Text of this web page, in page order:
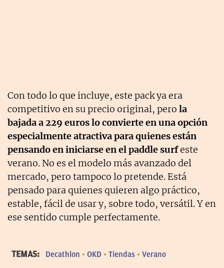
Con todo lo que incluye, este pack ya era
competitivo en su precio original, pero la
bajada a 229 euros lo convierte en una opción
especialmente atractiva para quienes están
pensando en iniciarse en el paddle surfeste
verano. No es el modelo más avanzado del
mercado, pero tampoco lo pretende. Está
pensado para quienes quieren algo práctico,
estable, fácil de usar y, sobre todo, versátil. Y en
ese sentido cumple perfectamente.
TEMAS: Decathlon OKD Tiendas Verano